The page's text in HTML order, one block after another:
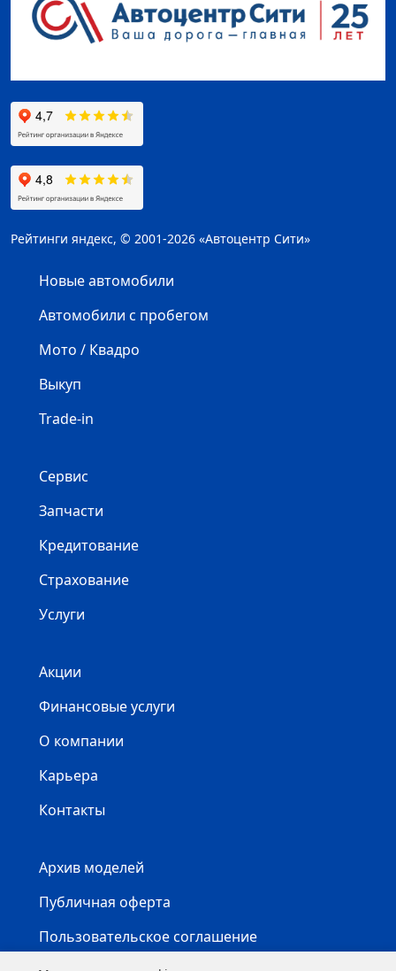
Рейтинги яндекс, © 2001-2026 «Автоцентр Сити»
Новые автомобили
Автомобили с пробегом
Мото / Квадро
Выкуп
Trade-in
Сервис
Запчасти
Кредитование
Страхование
Услуги
Акции
Финансовые услуги
О компании
Карьера
Контакты
Архив моделей
Публичная оферта
Пользовательское соглашение